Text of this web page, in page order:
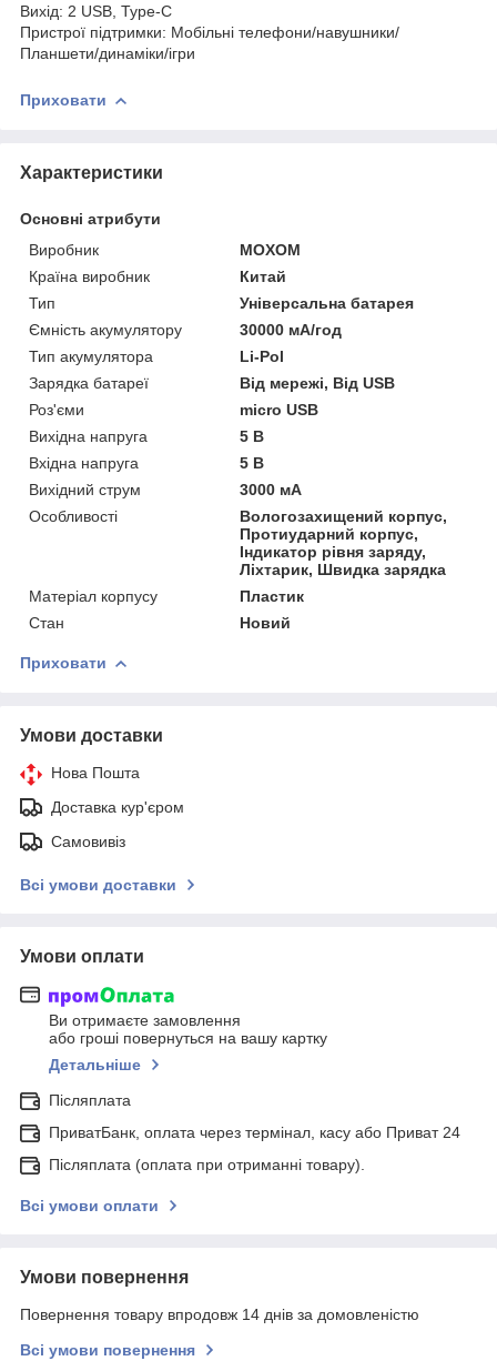
Вихід: 2 USB, Type-C
Пристрої підтримки: Мобільні телефони/навушники/
Планшети/динаміки/ігри
Приховати
Характеристики
Основні атрибути
Виробник
MOXOM
Країна виробник
Китай
Тип
Універсальна батарея
Ємність акумулятору
30000 мА/год
Тип акумулятора
Li-Pol
Зарядка батареї
Від мережі, Від USB
Роз'єми
micro USB
Вихідна напруга
5 В
Вхідна напруга
5 В
Вихідний струм
3000 мА
Особливості
Вологозахищений корпус,
Протиударний корпус,
Індикатор рівня заряду,
Ліхтарик, Швидка зарядка
Матеріал корпусу
Пластик
Стан
Новий
Приховати
Умови доставки
Нова Пошта
Доставка кур'єром
Самовивіз
Всі умови доставки
Умови оплати
Ви отримаєте замовлення
або гроші повернуться на вашу картку
Детальніше
Післяплата
ПриватБанк, оплата через термінал, касу або Приват 24
Післяплата (оплата при отриманні товару).
Всі умови оплати
Умови повернення
Повернення товару впродовж 14 днів за домовленістю
Всі умови повернення